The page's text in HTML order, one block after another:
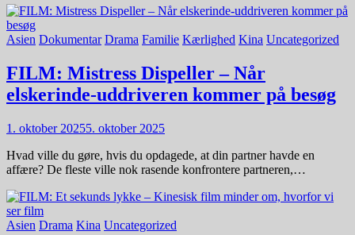
Asien Dokumentar Drama Familie Kærlighed Kina Uncategorized
FILM: Mistress Dispeller – Når
elskerinde-uddriveren kommer på besøg
1. oktober 20255. oktober 2025
Hvad ville du gøre, hvis du opdagede, at din partner havde en
affære? De fleste ville nok rasende konfrontere partneren,…
Asien Drama Kina Uncategorized